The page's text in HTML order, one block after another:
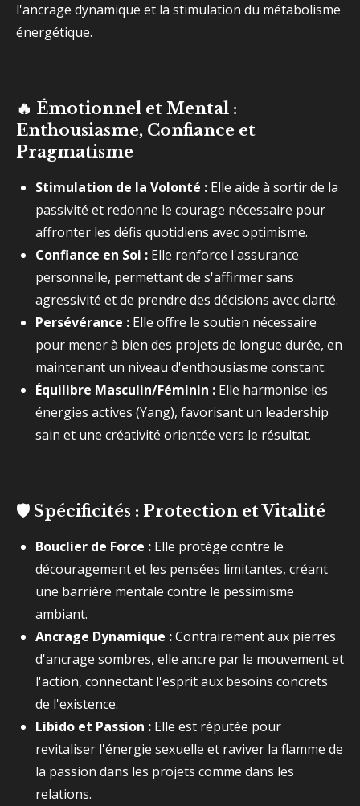
l'ancrage dynamique et la stimulation du métabolisme
énergétique.
🔥 Émotionnel et Mental :
Enthousiasme, Confiance et
Pragmatisme
Stimulation de la Volonté : Elle aide à sortir de la
passivité et redonne le courage nécessaire pour
affronter les défis quotidiens avec optimisme.
Confiance en Soi : Elle renforce l'assurance
personnelle, permettant de s'affirmer sans
agressivité et de prendre des décisions avec clarté.
Persévérance : Elle offre le soutien nécessaire
pour mener à bien des projets de longue durée, en
maintenant un niveau d'enthousiasme constant.
Équilibre Masculin/Féminin : Elle harmonise les
énergies actives (Yang), favorisant un leadership
sain et une créativité orientée vers le résultat.
🛡️ Spécificités : Protection et Vitalité
Bouclier de Force : Elle protège contre le
découragement et les pensées limitantes, créant
une barrière mentale contre le pessimisme
ambiant.
Ancrage Dynamique :Contrairement aux pierres
d'ancrage sombres, elle ancre par le mouvement et
l'action, connectant l'esprit aux besoins concrets
de l'existence.
Libido et Passion : Elle est réputée pour
revitaliser l'énergie sexuelle et raviver la flamme de
la passion dans les projets comme dans les
relations.